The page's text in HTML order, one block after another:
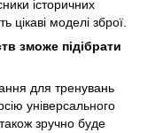
історичних
цікаві моделі зброї.
зможе підібрати
для тренувань
універсального
зручно буде